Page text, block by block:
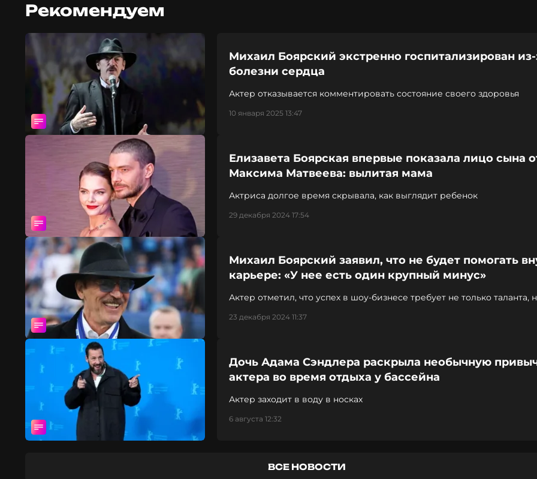
Рекомендуем
Михаил Боярский экстренно госпитализирован из-
болезни сердца
Актер отказывается комментировать состояние своего здоровья
10 января 2025 13:47
Елизавета Боярская впервые показала лицо сына
Максима Матвеева: вылитая мама
Актриса долгое время скрывала, как выглядит ребенок
29 декабря 2024 17:54
Михаил Боярский заявил, что не будет помогать
карьере: «У нее есть один крупный минус»
Актер отметил, что успех в шоу-бизнесе требует не только таланта,
23 декабря 2024 11:37
Дочь Адама Сэндлера раскрыла необычную
актера во время отдыха у бассейна
Актер заходит в воду в носках
6 августа 12:32
ВСЕ НОВОСТИ